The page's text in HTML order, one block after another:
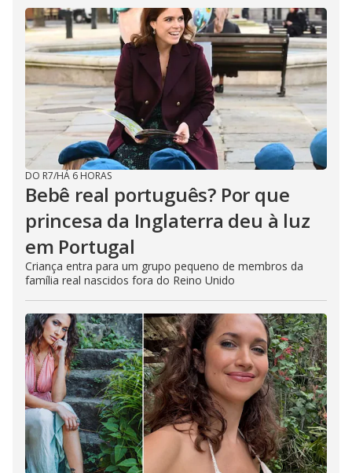
DO R7/HÁ 6 HORAS
Bebê real português? Por que
princesa da Inglaterra deu à luz
em Portugal
Criança entra para um grupo pequeno de membros da
família real nascidos fora do Reino Unido